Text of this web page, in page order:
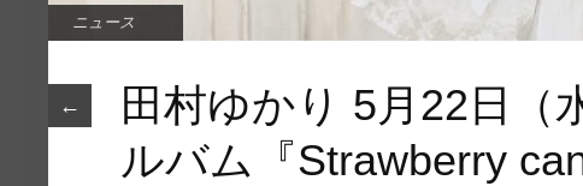
ニュース
←
田村ゆかり 5月22日（
ルバム『Strawberry